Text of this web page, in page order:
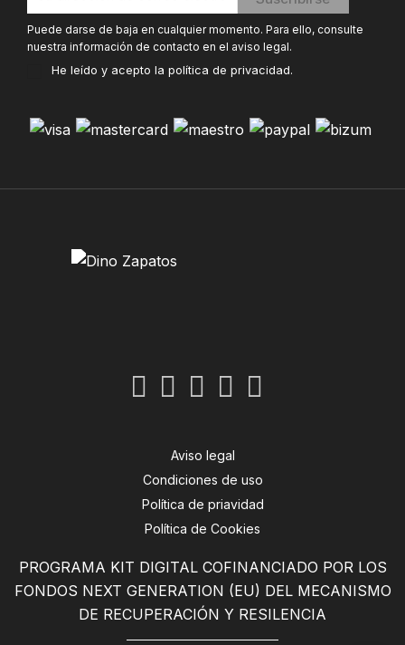
Puede darse de baja en cualquier momento. Para ello, consulte
nuestra información de contacto en el aviso legal.
He leído y acepto la política de privacidad.
Aviso legal
Condiciones de uso
Política de priavidad
Política de Cookies
PROGRAMA KIT DIGITAL COFINANCIADO POR LOS
FONDOS NEXT GENERATION (EU) DEL MECANISMO
DE RECUPERACIÓN Y RESILENCIA